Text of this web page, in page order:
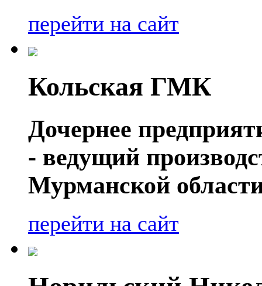
перейти на сайт
Кольская ГМК
Дочернее
- ведущий
Мурманской
перейти на сайт